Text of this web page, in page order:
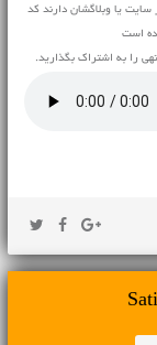
یا وبلاگشان دارند کد
است
را به اشتراک بگذارید.